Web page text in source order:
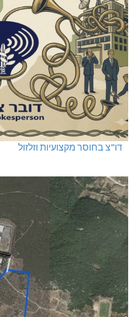
דו"צ בחוסר מקצועיות וזלזול